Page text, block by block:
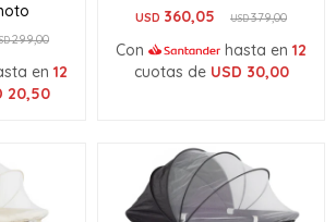
299,00
en 12
20,50
USD 360,05 USD379,00
Con hasta en 12
cuotas de USD 30,00